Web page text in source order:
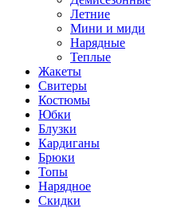
Летние
Мини и миди
Нарядные
Теплые
Жакеты
Свитеры
Костюмы
Юбки
Блузки
Кардиганы
Брюки
Топы
Нарядное
Скидки